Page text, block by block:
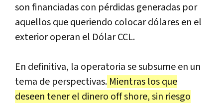
son financiadas con pérdidas generadas por
aquellos que queriendo colocar dólares en el
exterior operan el Dólar CCL.
En definitiva, la operatoria se subsume en un
tema de perspectivas. Mientras los que
deseen tener el dinero off shore, sin riesgo